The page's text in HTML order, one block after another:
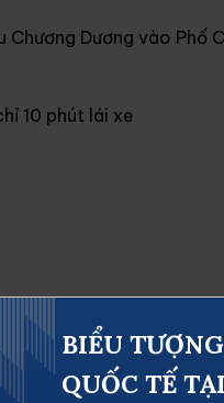
Dương vào Phố
10 phút lái xe
Các trường bắt buộc
BIỂU
QUỐC TẾ